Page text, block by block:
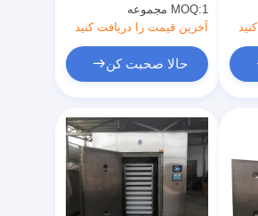
MOQ:1 مجموعه
آخرین قیمت را دریافت کنید
حالا صحبت کن